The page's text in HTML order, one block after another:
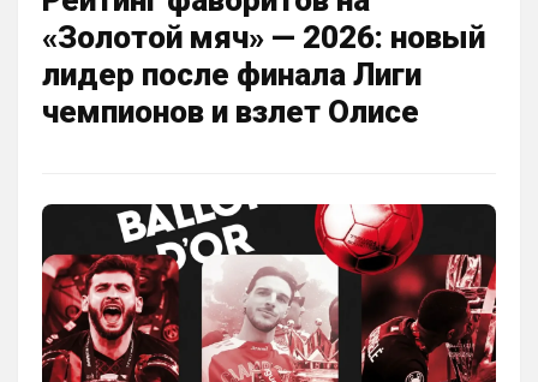
«Золотой мяч» — 2026: новый
лидер после финала Лиги
чемпионов и взлет Олисе
Ответ для Аристократ
Не будет, а у Челси приличная закупка
Хвалёные Эстевао, Кенды и прочие
Мудрики ничего не могут сделать с
мёртвым Юве. Мы это видим 4-й сезон,
одно и то же.
Аристократ• 17:56
Ответ для Deep_Blue